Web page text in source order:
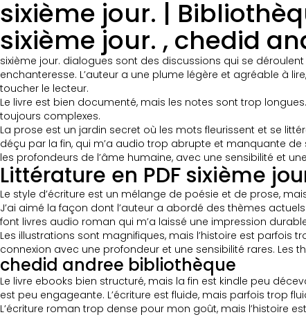
sixième jour. |
sixième jour. , chedid
sixième jour. dialogues sont des discussions qui se
enchanteresse. L’auteur a une plume légère et agréable à
toucher le lecteur.
Le livre est bien documenté, mais les notes sont trop
toujours complexes.
La prose est un jardin secret où les mots fleurissent et se
déçu par la fin, qui m’a audio trop abrupte et manquante
les profondeurs de l’âme humaine, avec une sensibilité et
Littérature en PDF sixième
Le style d’écriture est un mélange de poésie et de prose,
J’ai aimé la façon dont l’auteur a abordé des thèmes
font livres audio roman qui m’a laissé une impression
Les illustrations sont magnifiques, mais l’histoire est
connexion avec une profondeur et une sensibilité rares. Les
chedid andree bibliothèque
Le livre ebooks bien structuré, mais la fin est kindle peu
est peu engageante. L’écriture est fluide, mais parfois trop
L’écriture roman trop dense pour mon goût, mais l’histoire